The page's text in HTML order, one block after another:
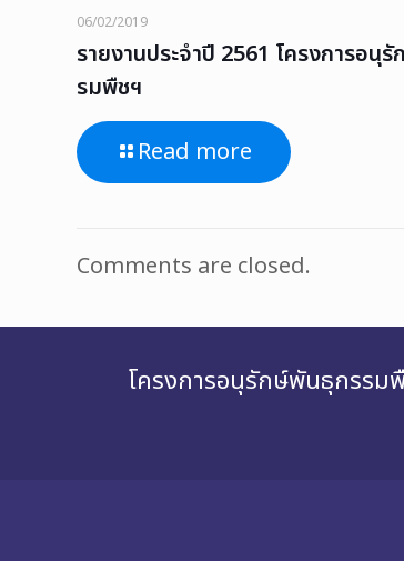
06/02/2019
รายงานประจำปี 2561 โครงการอนุ
รมพืชฯ
Read more
Comments are closed.
โครงการอนุรักษ์พันธุกรรม